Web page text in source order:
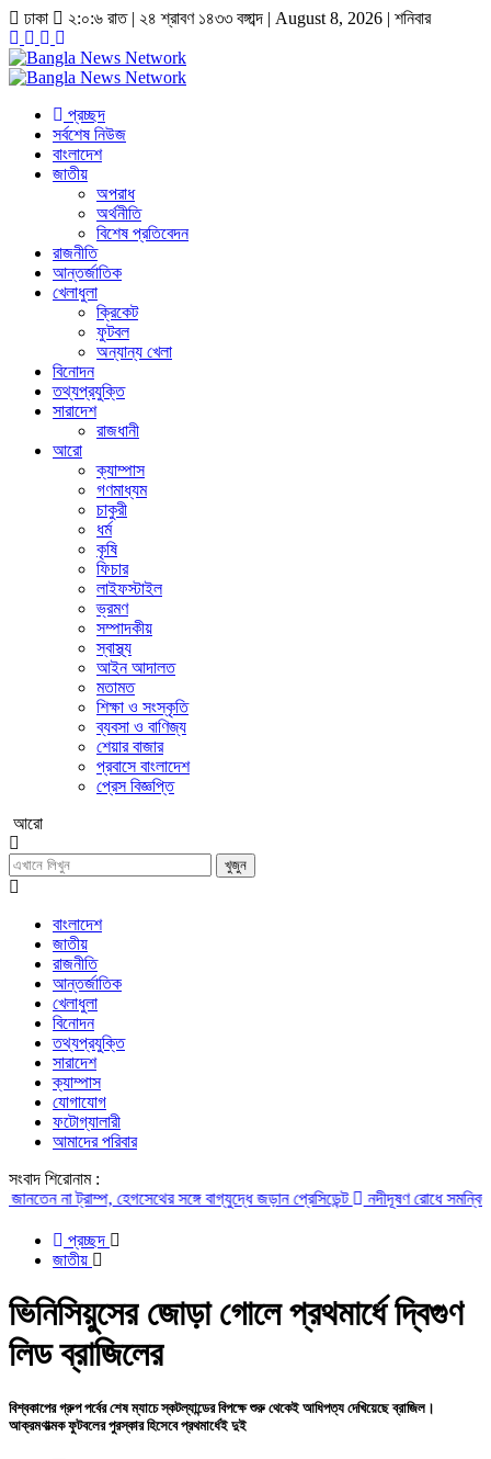
ঢাকা ২:০:৬ রাত| ২৪ শ্রাবণ ১৪৩৩ বঙ্গাব্দ | August 8, 2026 | শনিবার
প্রচ্ছদ
সর্বশেষ নিউজ
বাংলাদেশ
জাতীয়
অপরাধ
অর্থনীতি
বিশেষ প্রতিবেদন
রাজনীতি
আন্তর্জাতিক
খেলাধুলা
ক্রিকেট
ফুটবল
অন্যান্য খেলা
বিনোদন
তথ্যপ্রযুক্তি
সারাদেশ
রাজধানী
আরো
ক্যাম্পাস
গণমাধ্যম
চাকুরী
ধর্ম
কৃষি
ফিচার
লাইফস্টাইল
ভ্রমণ
সম্পাদকীয়
স্বাস্থ্য
আইন আদালত
মতামত
শিক্ষা ও সংস্কৃতি
ব্যবসা ও বাণিজ্য
শেয়ার বাজার
প্রবাসে বাংলাদেশ
প্রেস বিজ্ঞপ্তি
আরো
খুজুন
বাংলাদেশ
জাতীয়
রাজনীতি
আন্তর্জাতিক
খেলাধুলা
বিনোদন
তথ্যপ্রযুক্তি
সারাদেশ
ক্যাম্পাস
যোগাযোগ
ফটোগ্যালারী
আমাদের পরিবার
সংবাদ শিরোনাম :
না ট্রাম্প, হেগসেথের সঙ্গে বাগ্‌যুদ্ধে জড়ান প্রেসিডেন্ট নদীদূষণ রোধে সমন্বিত
প্রচ্ছদ
জাতীয়
ভিনিসিয়ুসের জোড়া গোলে প্রথমার্ধে দ্বিগুণ
লিড ব্রাজিলের
বিশ্বকাপের গ্রুপ পর্বের শেষ ম্যাচে স্কটল্যান্ডের বিপক্ষে শুরু থেকেই আধিপত্য দেখিয়েছে ব্রাজিল।
আক্রমণাত্মক ফুটবলের পুরস্কার হিসেবে প্রথমার্ধেই দুই